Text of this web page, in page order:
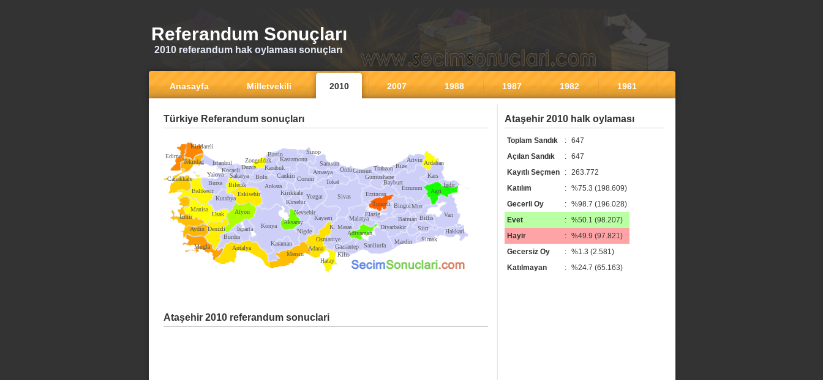
Referandum Sonuçları
2010 referandum hak oylaması sonuçları
Anasayfa Milletvekili 2010 2007 1988 1987 1982 1961
Türkiye Referandum sonuçları
Ankara
Kirklareli
Edirne
Tekirdag
Canakkale
Balikesir
Bursa
Istanbul
Kocaeli
Sakarya
Zonguldak
Bolu
Bilecik
Eskisehir
Kutahya
Manisa
Izmir
Aydin
Mugla
Denizli
Burdur
Usak Afyon
Isparta
Antalya
Konya
Mersin
Kirsehir
Cankiri
Kastamonu
Sinop
Corum
Yozgat
Nevsehir
Nigde
Adana
Hatay
K. Maras
Kayseri
Sivas
Tokat
Amasya
Samsun
OrduGiresun
Erzincan
Malatya
Gaziantep Sanliurfa
Adiyaman
Gumushane
Trabzon Rize
Erzurum
Artvin
Kars
Agri
Tunceli
Elazig
Diyarbakir
Mardin
Siirt
Bitlis
BingolMus
Van
Hakkari
Kirikkale
Bayburt
Karaman
Aksaray
Kilis
Ardahan
Duzce Karabuk
Bartin
Osmaniye
Igdir
Batman
Sirnak
Yalova
Ataşehir 2010 referandum sonuclari
Ataşehir 2010 halk oylaması
Toplam Sandık : 647
Açılan Sandık
: 647
Kayıtlı Seçmen
: 263.772
Katılım
: %75.3 (198.609)
Gecerli Oy
: %98.7 (196.028)
Evet
: %50.1 (98.207)
Hayir
: %49.9 (97.821)
Gecersiz Oy
: %1.3 (2.581)
Katılmayan
: %24.7 (65.163)